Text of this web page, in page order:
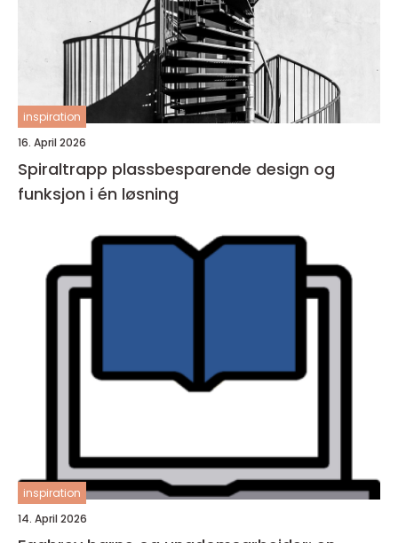
inspiration
16. April 2026
Spiraltrapp plassbesparende design og
funksjon i én løsning
inspiration
14. April 2026